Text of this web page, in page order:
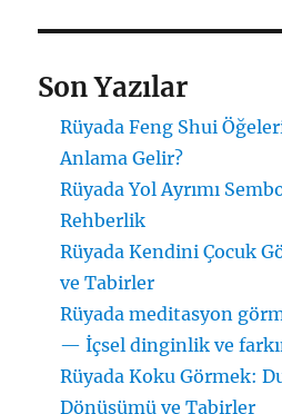
Son Yazılar
Rüyada Feng Shui
Anlama Gelir?
Rüyada Yol Ayrımı
Rehberlik
Rüyada Kendini Çocuk
ve Tabirler
Rüyada meditasyon
— İçsel dinginlik ve
Rüyada Koku Görmek:
Dönüşümü ve Tabirler